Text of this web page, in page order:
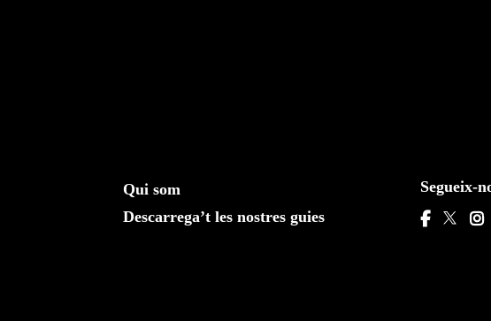
Qui som
Descarrega’t les nostres guies
Segueix-